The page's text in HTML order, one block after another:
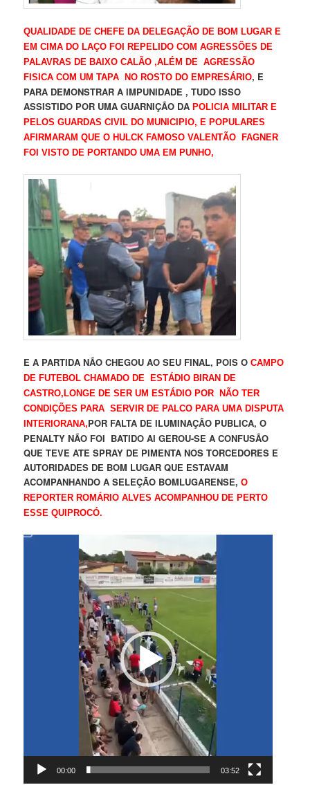
QUALIDADE DE CHEFE DA DELEGAÇÃO DE BOM LUGAR E
EM CIMA DO LAÇO FOI REPELIDO COM AGRESSÕES DE
PALAVRAS DE BAIXO CALÃO ,ALÉM DE AGRESSÃO
FISICA COM UM TAPA NO ROSTO DO EMPRESÁRIO, E
PARA DEMONSTRAR A IMPUNIDADE , TUDO ISSO
ASSISTIDO POR UMA GUARNIÇÃO DAPOLICIA MILITAR E
PELOS GUARDAS CIVIL DO MUNICIPIO, E POPULARES
AFIRMARAM QUE O HULCK FAMOSO VALENTÃO FAGNER
FOI VISTO DE PORTANDO UMA EM PUNHO,
E A PARTIDA NÃO CHEGOU AO SEU FINAL, POIS OCAMPO
DE FUTEBOL CHAMADO DE ESTÁDIO BIRAN DE
CASTRO,LONGE DE SER UM ESTÁDIO POR NÃO TER
CONDIÇÕES PARA SERVIR DE PALCO PARA UMA DISPUTA
INTERIORANA,POR FALTA DE ILUMINAÇÃO PUBLICA, O
PENALTY NÃO FOI BATIDO AI GEROU-SE A CONFUSÃO
QUE TEVE ATE SPRAY DE PIMENTA NOS TORCEDORES E
AUTORIDADES DE BOM LUGAR QUE ESTAVAM
ACOMPANHANDO A SELEÇÃO BOMLUGARENSE, O
REPORTER ROMÁRIO ALVES ACOMPANHOU DE PERTO
ESSE QUIPROCÓ.
Tocador
00:00 03:52